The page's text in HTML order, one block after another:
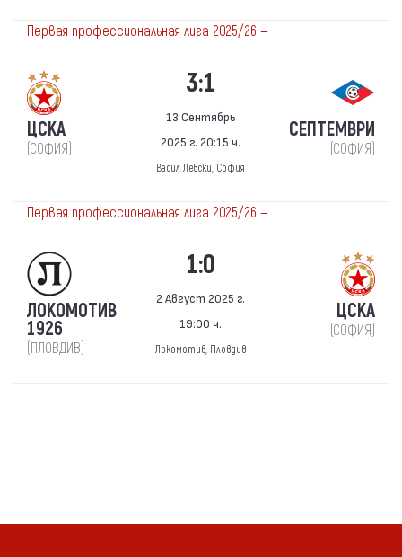
Первая профессиональная лига 2025/26 —
ЦСКА
(СОФИЯ)
3:1
13 Сентябрь
2025 г. 20:15 ч.
Васил Левски, София
СЕПТЕМВРИ
(СОФИЯ)
Первая профессиональная лига 2025/26 —
ЛОКОМОТИВ
1926
(ПЛОВДИВ)
1:0
2 Август 2025 г.
19:00 ч.
Локомотив, Пловдив
ЦСКА
(СОФИЯ)